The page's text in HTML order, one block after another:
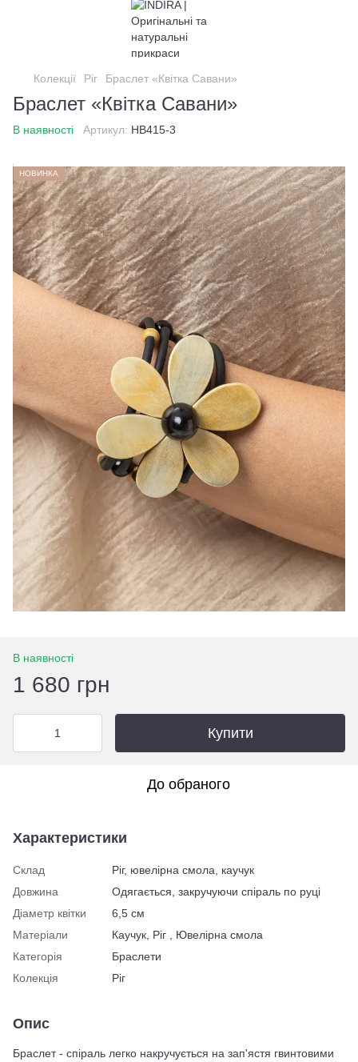
Колекції Ріг Браслет «Квітка Савани»
Браслет «Квітка Савани»
В наявності Артикул: HB415-3
НОВИНКА
В наявності
1 680 грн
Купити
До обраного
Характеристики
Склад
Ріг, ювелірна смола, каучук
Довжина
Одягається, закручуючи спіраль по руці
Діаметр квітки
6,5 см
Матеріали
Каучук, Ріг , Ювелірна смола
Категорія
Браслети
Колекція
Ріг
Опис
Браслет - спіраль легко накручується на зап'ястя гвинтовими